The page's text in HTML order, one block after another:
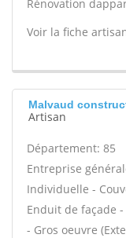
Rénovation
Voir la fiche
Malvaud
Artisan
Département: 85
Entreprise
Individuelle -
Enduit de façade
- Gros oeuvre